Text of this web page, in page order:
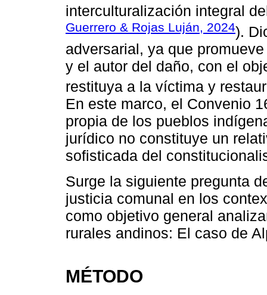
interculturalización integral
Guerrero & Rojas Luján, 2024).
adversarial, ya que
y el autor del daño, con el
restituya a la víctima y
En este marco, el Convenio
propia de los pueblos
jurídico no constituye un
sofisticada del
Surge la siguiente pregunta
justicia comunal en los
como objetivo general
rurales andinos: El caso de
MÉTODO